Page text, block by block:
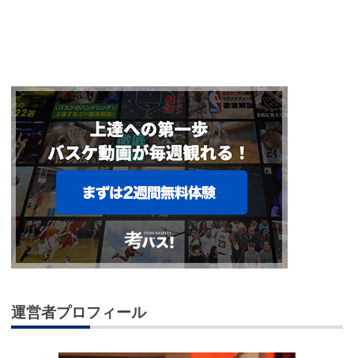
運営者プロフィール